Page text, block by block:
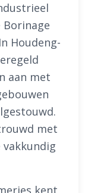
Borinage
Houdeng-
aan met
met
kent